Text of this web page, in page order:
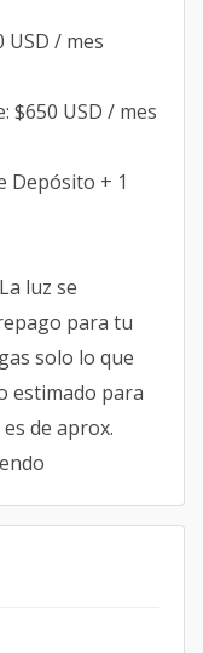
USD / mes
$650 USD / mes
Depósito + 1
luz se
para tu
solo lo que
estimado para
de aprox.